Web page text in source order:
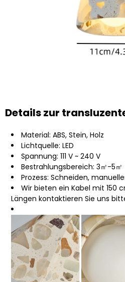
Details zur
Material: ABS, Stein, Holz
Lichtquelle: LED
Spannung: 111 V ~ 240 V
Bestrahlungsbereich: 3㎡-5㎡
Prozess: Schneiden,
Wir bieten ein Kabel mit 150
Längen kontaktieren Sie uns